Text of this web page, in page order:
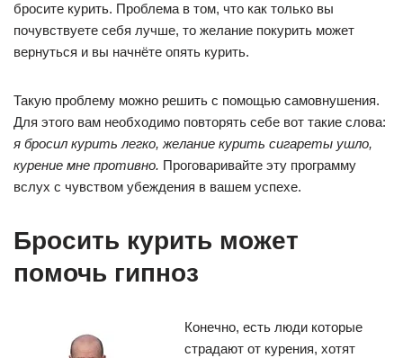
бросите курить. Проблема в том, что как только вы
почувствуете себя лучше, то желание покурить может
вернуться и вы начнёте опять курить.
Такую проблему можно решить с помощью cамовнушения.
Для этого вам необходимо повторять себе вот такие слова:
я бросил курить легко, желание курить сигареты ушло,
курение мне противно. Проговаривайте эту программу
вслух с чувством убеждения в вашем успехе.
Бросить курить может
помочь гипноз
Конечно, есть люди которые
страдают от курения, хотят